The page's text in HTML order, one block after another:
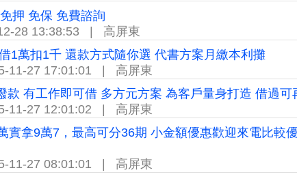
押 免保 免費諮詢
28 13:38:53 | 高屏東
1萬扣1千 還款方式隨你選 代書方案月繳本利攤
11-27 17:01:01 | 高屏東
款 有工作即可借 多方元方案 為客戶量身打造 借過
11-27 12:01:02 | 高屏東
實拿9萬7，最高可分36期 小金額優惠歡迎來電比較
11-27 08:01:01 | 高屏東